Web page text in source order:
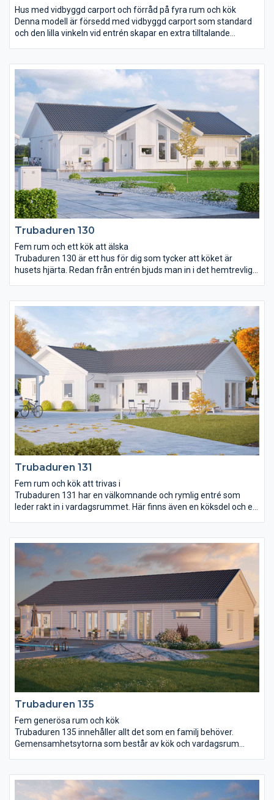
Hus med vidbyggd carport och förråd på fyra rum och kök
Denna modell är försedd med vidbyggd carport som standard
och den lilla vinkeln vid entrén skapar en extra tilltalande
husets bakkant med föräldrarnas sovrum helt avskilt från de
mindre sovrummen. Badrummet når man enkelt och praktiskt
från alla sovrum via dess två ingångar. Ett litet wc med plats för
dusch har vi placerat vid entrén.
Trubaduren 130
Fem rum och ett kök att älska
Trubaduren 130 är ett hus för dig som tycker att köket är
husets hjärta. Redan från entrén bjuds man in i det hemtrevliga
läggs vid dukningen. Både köket och vardagsrummet är öppet
ända upp till ryggåstakets nock och vardagsrummet breder ut
sig över 34 m². Från såväl vardagsrummet som det stora
sovrummet kan ni vandra direkt ut i trädgården. Trubaduren
130 har också en avskild avdelning utmärkt för barnen och
ungdomarna att styra och ställa över.
Trubaduren 131
Fem rum och kök att trivas i
Trubaduren 131 har en välkomnande och rymlig entré som
leder rakt in i vardagsrummet. Här finns även en köksdel och en
olika syften och två dörrar leder ut till trädgård och terrass.
Huset har även gott om plats för familjeliv och avkoppling.
Allrummet binder på ett smidigt sätt ihop de tre sovrummen,
badrummet, wc, klädkammaren och rummet för klädvård.
Trubaduren 135
Fem generösa rum och kök
Trubaduren 135 innehåller allt det som en familj behöver.
Gemensamhetsytorna som består av kök och vardagsrum
lätt ut på uteplatsen där härliga sommarkvällar väntar. Det
separerade föräldrasovrummet har gott om